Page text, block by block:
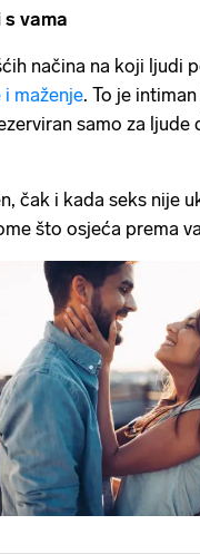
s vama
načina na koji ljudi
maženje. To je
samo za ljude
čak i kada seks nije
što osjeća prema